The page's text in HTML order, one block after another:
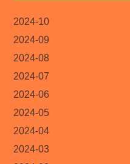
2024-10
2024-09
2024-08
2024-07
2024-06
2024-05
2024-04
2024-03